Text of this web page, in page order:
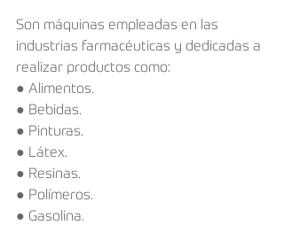
Son máquinas empleadas en las
industrias farmacéuticas y dedicadas a
realizar productos como:
● Alimentos.
● Bebidas.
● Pinturas.
● Látex.
● Resinas.
● Polímeros.
● Gasolina.